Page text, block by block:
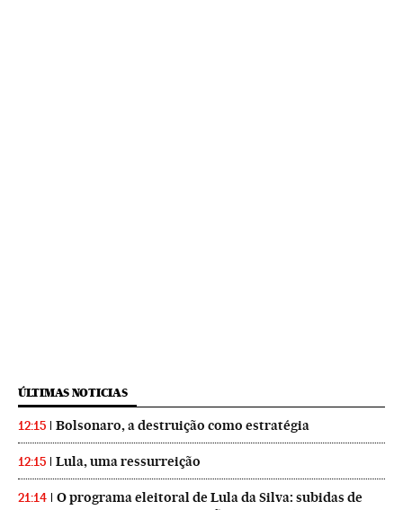
ÚLTIMAS NOTICIAS
12:15 Bolsonaro, a destruição como estratégia
12:15 Lula, uma ressurreição
21:14
O programa eleitoral de Lula da Silva: subidas de